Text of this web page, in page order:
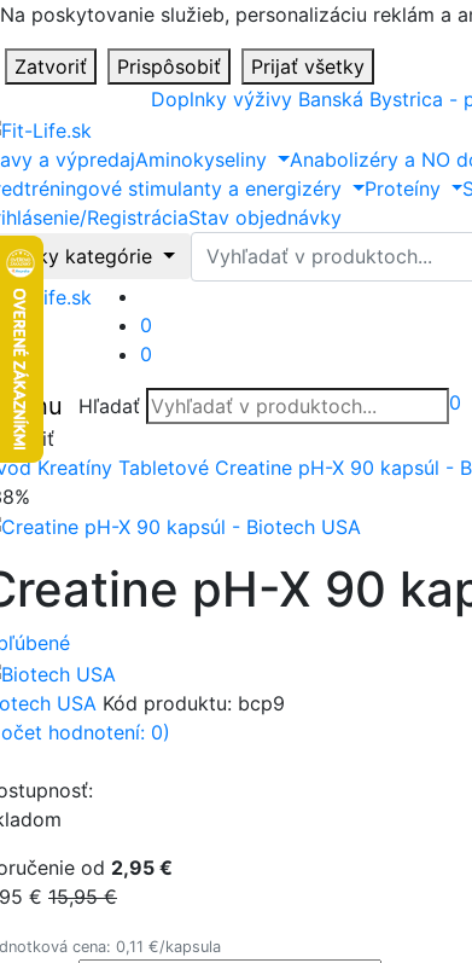
Na poskytovanie služieb, personalizáciu reklám a
Zatvoriť Prispôsobiť
Prijať všetky
Doplnky výživy Banská Bystrica -
a výpredajAminokyseliny Anabolizéry a NO
stimulanty a energizéry
Proteíny
RegistráciaStav objednávky
kategórie
Hľadať
0
0
Hľadať 0
Kreatíny Tabletové Creatine pH-X 90 kapsúl -
pH-X 90
USA Kód produktu: bcp9
hodnotení: 0)
od 2,95 €
€ 15,95 €
cena: 0,11 €/kapsula